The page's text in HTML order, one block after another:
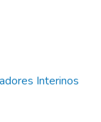
Interinos